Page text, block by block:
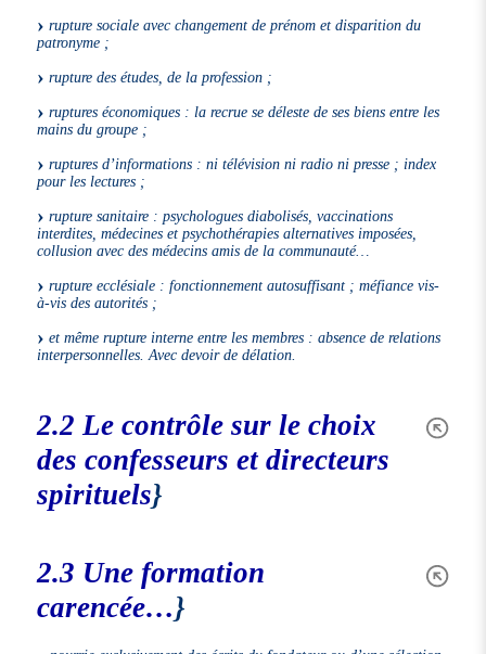
rupture sociale avec changement de prénom et disparition du
patronyme ;
rupture des études, de la profession ;
ruptures économiques : la recrue se déleste de ses biens entre les
mains du groupe ;
ruptures d’informations : ni télévision ni radio ni presse ; index
pour les lectures ;
rupture sanitaire : psychologues diabolisés, vaccinations
interdites, médecines et psychothérapies alternatives imposées,
collusion avec des médecins amis de la communauté…
rupture ecclésiale : fonctionnement autosuffisant ; méfiance vis-
à-vis des autorités ;
et même rupture interne entre les membres : absence de relations
interpersonnelles. Avec devoir de délation.
2.2 Le contrôle sur le choix
des confesseurs et directeurs
spirituels}
2.3 Une formation
carencée…}